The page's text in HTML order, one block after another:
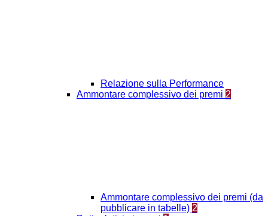
Relazione sulla Performance
Ammontare complessivo dei premi 2
Ammontare complessivo dei premi (da
pubblicare in tabelle) 2